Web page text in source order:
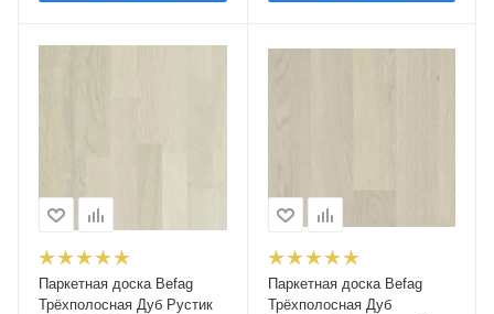
Паркетная доска Befag
Трёхполосная Дуб Рустик
Паркетная доска Befag
Трёхполосная Дуб